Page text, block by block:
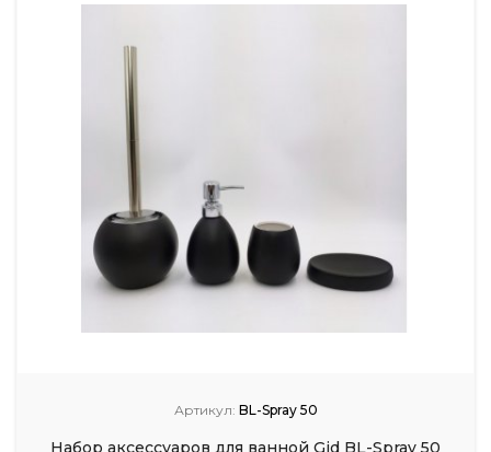
Артикул: BL-Spray 50
Набор аксессуаров для ванной Gid BL-Spray 50